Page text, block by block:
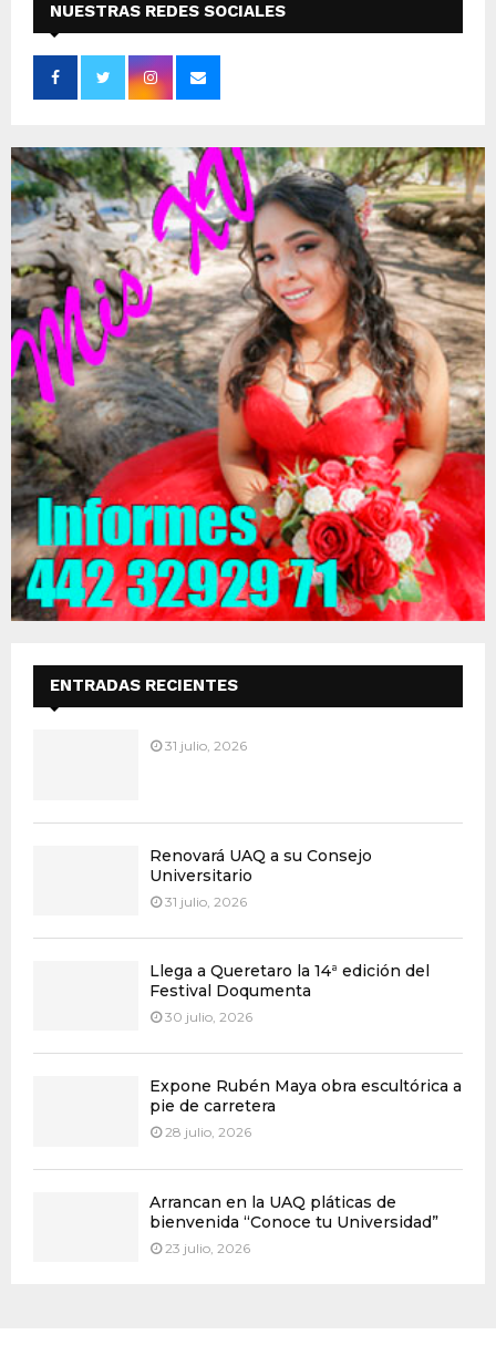
NUESTRAS REDES SOCIALES
ENTRADAS RECIENTES
31 julio, 2026
Renovará UAQ a su Consejo
Universitario
31 julio, 2026
Llega a Queretaro la 14ª edición del
Festival Doqumenta
30 julio, 2026
Expone Rubén Maya obra escultórica a
pie de carretera
28 julio, 2026
Arrancan en la UAQ pláticas de
bienvenida “Conoce tu Universidad”
23 julio, 2026